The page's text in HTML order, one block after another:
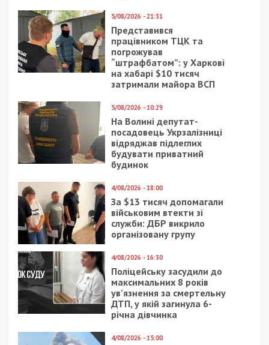
5/08/2026 - 21:31
Представився
працівником ТЦК та
погрожував
“штрафбатом”: у Харкові
на хабарі $10 тисяч
затримали майора ВСП
5/08/2026 - 10:29
На Волині депутат-
посадовець Укрзалізниці
відряджав підлеглих
будувати приватний
будинок
4/08/2026 - 18:00
За $13 тисяч допомагали
військовим втекти зі
служби: ДБР викрило
організовану групу
4/08/2026 - 16:30
Поліцейську засудили до
максимальних 8 років
ув’язнення за смертельну
ДТП, у якій загинула 6-
річна дівчинка
4/08/2026 - 15:00